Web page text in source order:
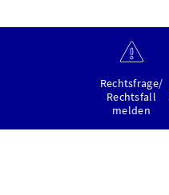
Rechtsfrage/
Rechtsfall
melden